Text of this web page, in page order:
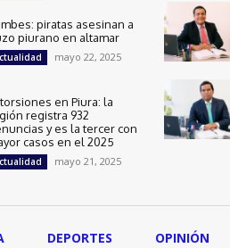
piratas asesinan a
piurano en altamar
mayo 22, 2025
en Piura: la
registra 932
y es la tercer con
casos en el 2025
mayo 21, 2025
DEPORTES OPINIÓN